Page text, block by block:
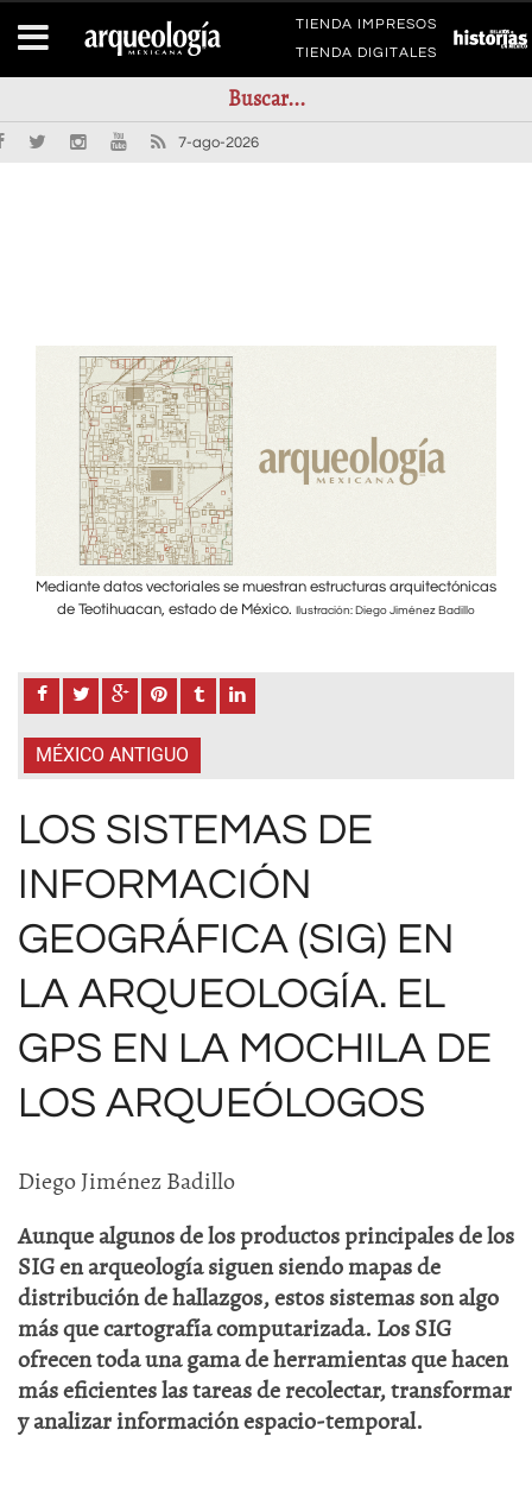
TIENDA IMPRESOS
TIENDA DIGITALES
7-ago-2026
Mediante datos vectoriales se muestran estructuras arquitectónicas
de Teotihuacan, estado de México. Ilustración: Diego Jiménez Badillo
MÉXICO ANTIGUO
LOS SISTEMAS DE
INFORMACIÓN
GEOGRÁFICA (SIG) EN
LA ARQUEOLOGÍA. EL
GPS EN LA MOCHILA DE
LOS ARQUEÓLOGOS
Diego Jiménez Badillo
Aunque algunos de los productos principales de los
SIG en arqueología siguen siendo mapas de
distribución de hallazgos, estos sistemas son algo
más que cartografía computarizada. Los SIG
ofrecen toda una gama de herramientas que hacen
más eficientes las tareas de recolectar, transformar
y analizar información espacio-temporal.